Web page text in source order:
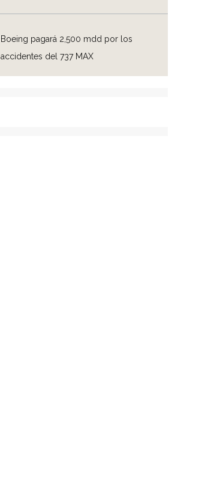
Boeing pagará 2,500 mdd por los
accidentes del 737 MAX